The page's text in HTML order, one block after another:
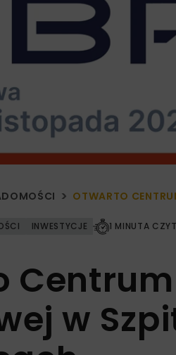
OTWARTO
INWESTYCJE 1 MINUTA
w